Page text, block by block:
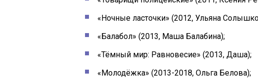
«Ночные ласточки» (2012, Ульяна
«Балабол» (2013, Маша Балабина);
«Тёмный мир: Равновесие» (2013, Даша);
«Молодёжка» (2013-2018, Ольга Белова);